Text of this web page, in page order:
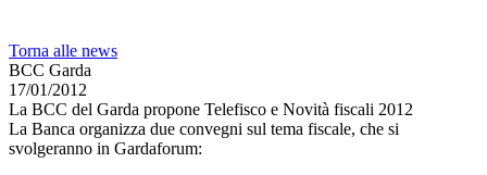
Torna alle news
BCC Garda
17/01/2012
La BCC del Garda propone Telefisco e Novità fiscali 2012
La Banca organizza due convegni sul tema fiscale, che si
svolgeranno in Gardaforum: